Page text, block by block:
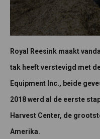
Royal Reesink maakt
tak heeft verstevigd met
Equipment Inc., beide
2018 werd al de eerste
Harvest Center, de
Amerika.